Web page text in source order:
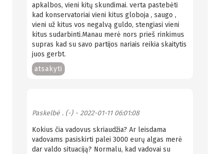
apkalbos, vieni kitų skundimai. verta pastebėti
kad konservatoriai vieni kitus globoja , saugo ,
vieni už kitus vos negalvą guldo, stengiasi vieni
kitus sudarbinti.Manau merė nors prieš rinkimus
supras kad su savo partijos nariais reikia skaitytis
juos gerbt.
atsakyti
Paskelbė . (-)- 2022-01-11 06:01:08
Kokius čia vadovus skriaudžia? Ar leisdama
vadovams pasiskirti palei 3000 eurų algas merė
dar valdo situaciją? Normalu, kad vadovai su